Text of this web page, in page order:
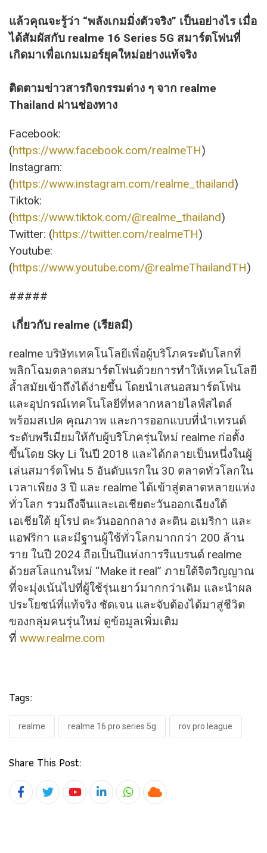
แล้วคุณจะรู้ว่า “พลังเกมมิ่งตัวจริง” เป็นอย่างไร เมื่อ
ได้สัมผัสกับ realme 16 Series 5G สมาร์ตโฟนที่
เกิดมาเพื่อเกมเมอร์ยุคใหม่อย่างแท้จริง
ติดตามข่าวสารกิจกรรมต่าง ๆ จาก realme
Thailand ผ่านช่องทาง
Facebook:
(https://www.facebook.com/realmeTH)
Instagram:
(https://www.instagram.com/realme_thailand)
Tiktok:
(https://www.tiktok.com/@realme_thailand)
Twitter: (https://twitter.com/realmeTH)
Youtube:
(https://www.youtube.com/@realmeThailandTH)
#####
เกี่ยวกับ realme (เรียลมี)
realme บริษัทเทคโนโลยีเพื่อผู้บริโภคระดับโลกที่
พลิกโฉมตลาดสมาร์ตโฟนด้วยการทำให้เทคโนโลยี
ล้ำสมัยเข้าถึงได้ง่ายขึ้น โดยนำเสนอสมาร์ตโฟน
และอุปกรณ์เทคโนโลยีที่หลากหลายไลฟ์สไตล์
พร้อมสเปค คุณภาพ และการออกแบบที่นำเทรนด์
ระดับพรีเมียมให้กับผู้บริโภครุ่นใหม่ realme ก่อตั้ง
ขึ้นโดย Sky Li ในปี 2018 และได้กลายเป็นหนึ่งในผู้
เล่นสมาร์ตโฟน 5 อันดับแรกใน 30 ตลาดทั่วโลกใน
เวลาเพียง 3 ปี และ realme ได้เข้าสู่ตลาดหลายแห่ง
ทั่วโลก รวมถึงจีนและเอเชียตะวันออกเฉียงใต้
เอเชียใต้ ยุโรป ตะวันออกกลาง ละติน อเมริกา และ
แอฟริกา และมีฐานผู้ใช้ทั่วโลกมากกว่า 200 ล้าน
ราย ในปี 2024 ถือเป็นปีแห่งการรีแบรนด์ realme
ด้วยสโลแกนใหม่ “Make it real” ภายใต้จิตวิญญาณ
ที่จะมุ่งเน้นไปที่ผู้ใช้รุ่นเยาว์มากกว่าเดิม และนำผล
ประโยชน์ที่แท้จริง ชัดเจน และจับต้องได้มาสู่ชีวิต
ของกลุ่มคนรุ่นใหม่ ดูข้อมูลเพิ่มเติม
ที่ www.realme.com
Tags:
realme realme 16 pro series 5g rov pro league
Share This Post:
YoutubeLinkedInWhatsapp
Cloud